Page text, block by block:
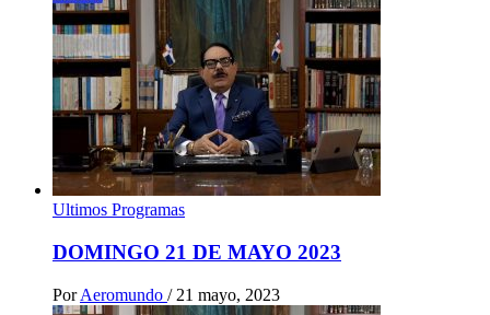
Ultimos Programas
DOMINGO 21 DE MAYO 2023
Por Aeromundo / 21 mayo, 2023